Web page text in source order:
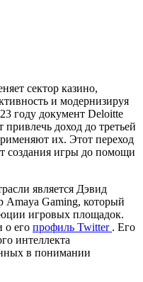
сектор казино,
и модернизируя
году документ Deloitte
доход до третьей
их. Этот переход
создания игры до помощи
является Дэвид
Amaya Gaming, который
игровых площадок.
о его профиль Twitter . Его
интеллекта
в понимании